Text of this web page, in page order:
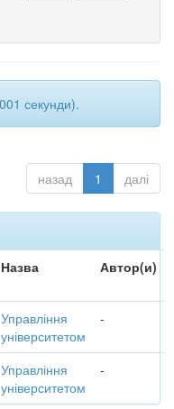
секунди).
назад 1 далі
Назва Автор(и)
Управління
університетом
-
Управління
університетом
-